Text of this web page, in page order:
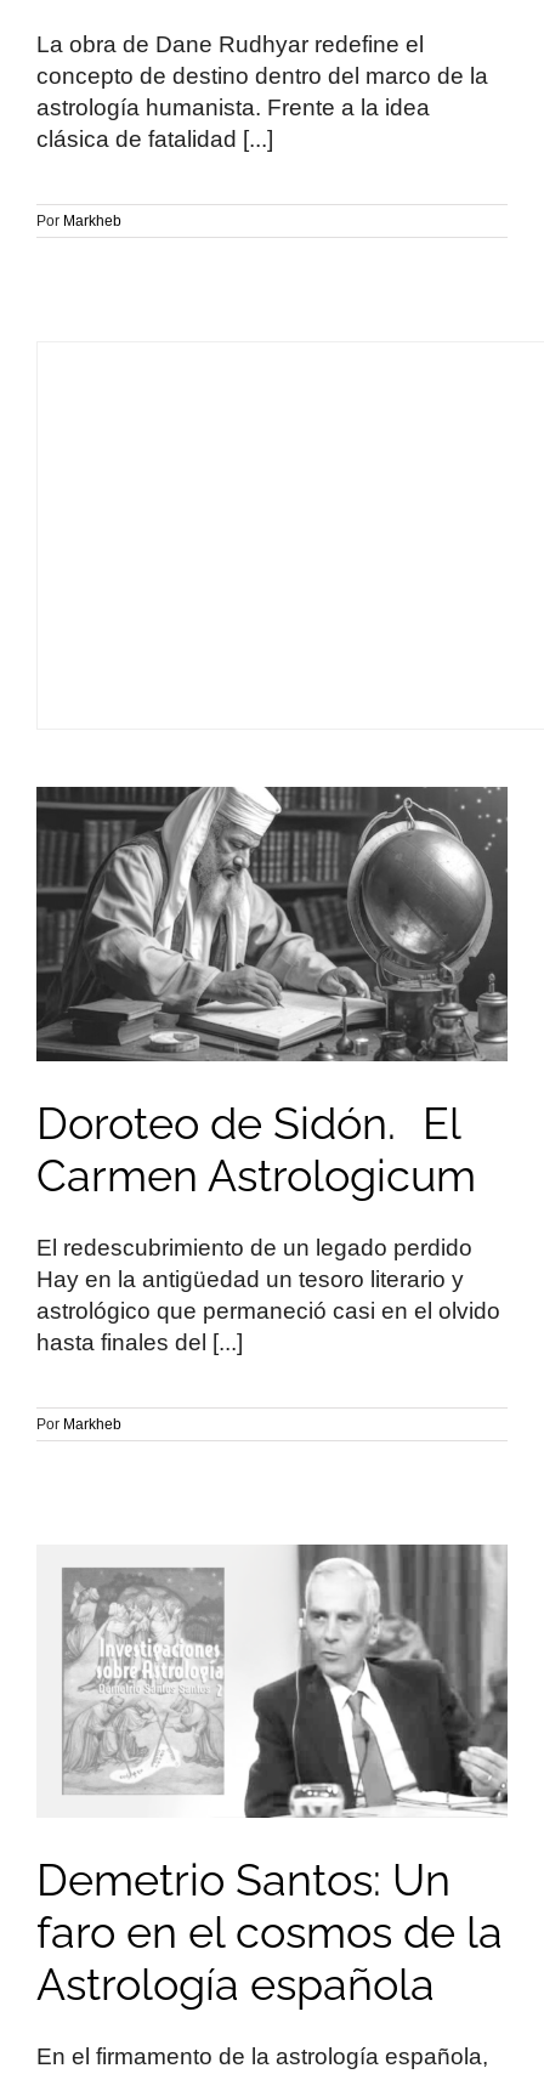
La obra de Dane Rudhyar redefine el
concepto de destino dentro del marco de la
astrología humanista. Frente a la idea
clásica de fatalidad [...]
Por Markheb
Doroteo de Sidón. El
Carmen Astrologicum
El redescubrimiento de un legado perdido
Hay en la antigüedad un tesoro literario y
astrológico que permaneció casi en el olvido
hasta finales del [...]
Por Markheb
Demetrio Santos: Un
faro en el cosmos de la
Astrología española
En el firmamento de la astrología española,